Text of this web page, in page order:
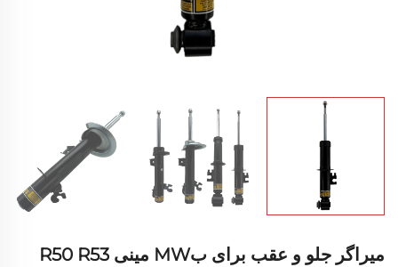
میراگر جلو و عقب برای بMW مینی R50 R53